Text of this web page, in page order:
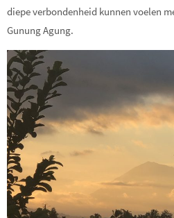
diepe verbondenheid kunnen voelen
Gunung Agung.